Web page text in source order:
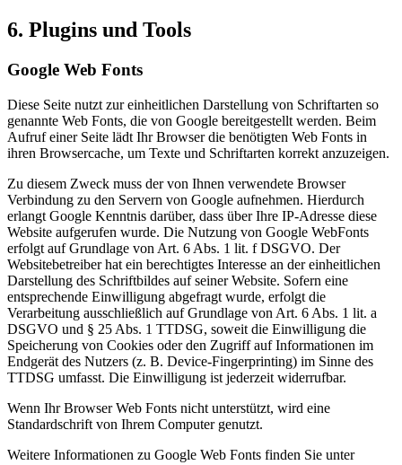
6. Plugins und Tools
Google Web Fonts
Diese Seite nutzt zur einheitlichen Darstellung von Schriftarten so
genannte Web Fonts, die von Google bereitgestellt werden. Beim
Aufruf einer Seite lädt Ihr Browser die benötigten Web Fonts in
ihren Browsercache, um Texte und Schriftarten korrekt anzuzeigen.
Zu diesem Zweck muss der von Ihnen verwendete Browser
Verbindung zu den Servern von Google aufnehmen. Hierdurch
erlangt Google Kenntnis darüber, dass über Ihre IP-Adresse diese
Website aufgerufen wurde. Die Nutzung von Google WebFonts
erfolgt auf Grundlage von Art. 6 Abs. 1 lit. f DSGVO. Der
Websitebetreiber hat ein berechtigtes Interesse an der einheitlichen
Darstellung des Schriftbildes auf seiner Website. Sofern eine
entsprechende Einwilligung abgefragt wurde, erfolgt die
Verarbeitung ausschließlich auf Grundlage von Art. 6 Abs. 1 lit. a
DSGVO und § 25 Abs. 1 TTDSG, soweit die Einwilligung die
Speicherung von Cookies oder den Zugriff auf Informationen im
Endgerät des Nutzers (z. B. Device-Fingerprinting) im Sinne des
TTDSG umfasst. Die Einwilligung ist jederzeit widerrufbar.
Wenn Ihr Browser Web Fonts nicht unterstützt, wird eine
Standardschrift von Ihrem Computer genutzt.
Weitere Informationen zu Google Web Fonts finden Sie unter